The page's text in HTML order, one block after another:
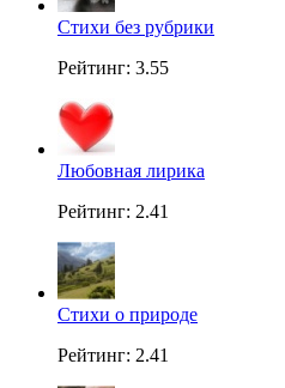
Стихи без рубрики
Рейтинг: 3.55
Любовная лирика
Рейтинг: 2.41
Стихи о природе
Рейтинг: 2.41